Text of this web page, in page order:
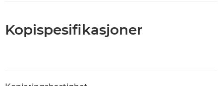
Kopispesifikasjoner